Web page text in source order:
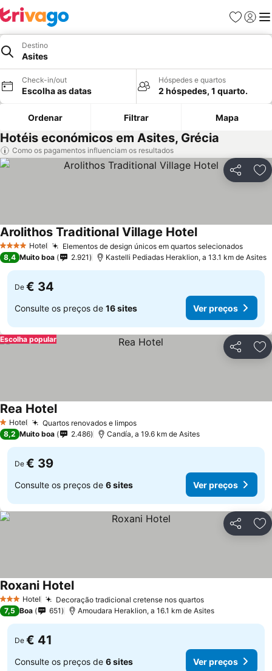
Favoritos
Iniciar
Destino
Asites
Check-in/out
Escolha as datas
Hóspedes e quartos
2 hóspedes, 1 quarto.
Ordenar Filtrar Mapa
Hotéis económicos em Asites, Grécia
Como os pagamentos influenciam os resultados
Partilhar
4 EstrelasHotel Elementos de design únicos em quartos selecionados
Arolithos Traditional Village Hotel
8,4 Muito boa 2.921 Kastelli Pediadas Heraklion, a 13.1 km de Asites
De € 34
Consulte os preços de 16 sites Ver preços
Partilhar
Escolha popular
1 Estrelas
Hotel Quartos renovados e limpos
Rea Hotel
8,2 Muito boa 2.486 Candía, a 19.6 km de Asites
De € 39
Consulte os preços de 6 sites Ver preços
Partilhar
3 EstrelasHotel Decoração tradicional cretense nos quartos
Roxani Hotel
7,5 Boa 651 Amoudara Heraklion, a 16.1 km de Asites
De € 41
Consulte os preços de 6 sites Ver preços